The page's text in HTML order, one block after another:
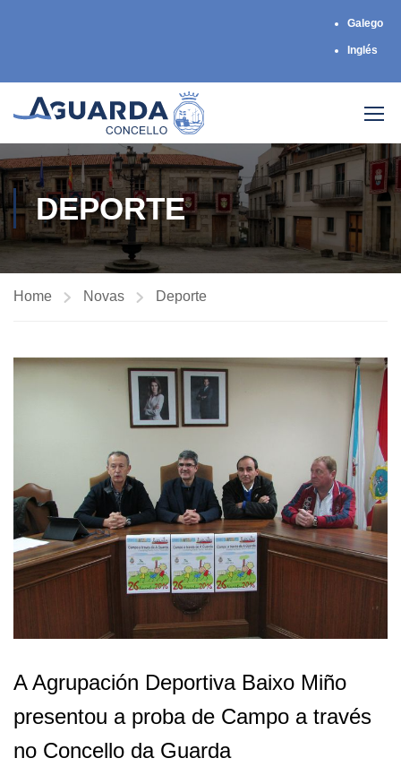
Galego
Inglés
DEPORTE
Home Novas Deporte
A Agrupación Deportiva Baixo Miño
presentou a proba de Campo a través
no Concello da Guarda